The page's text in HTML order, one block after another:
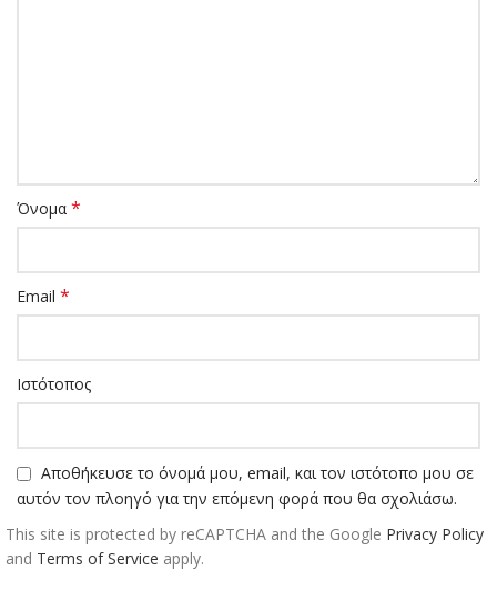
Όνομα *
Email *
Ιστότοπος
Αποθήκευσε το όνομά μου, email, και τον ιστότοπο μου σε
αυτόν τον πλοηγό για την επόμενη φορά που θα σχολιάσω.
This site is protected by reCAPTCHA and the Google Privacy Policy
and Terms of Service apply.